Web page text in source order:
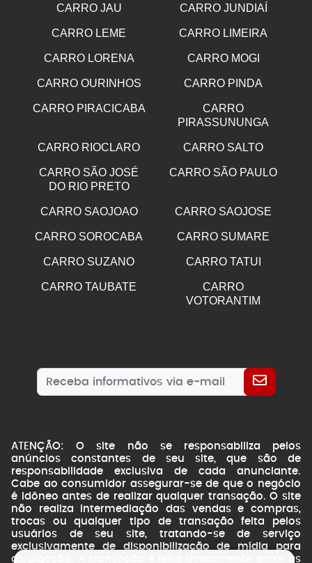
CARRO JAU CARRO JUNDIAÍ
CARRO LEME CARRO LIMEIRA
CARRO LORENA CARRO MOGI
CARRO OURINHOS CARRO PINDA
CARRO PIRACICABA
CARRO
PIRASSUNUNGA
CARRO RIOCLARO CARRO SALTO
CARRO SÃO JOSÉ
DO RIO PRETO
CARRO SÃO PAULO
CARRO SAOJOAO CARRO SAOJOSE
CARRO SOROCABA CARRO SUMARE
CARRO SUZANO CARRO TATUI
CARRO TAUBATE
CARRO
VOTORANTIM
ATENÇÃO: O site não se responsabiliza pelos
anúncios constantes de seu site, que são de
responsabilidade exclusiva de cada anunciante.
Cabe ao consumidor assegurar-se de que o negócio
é idôneo antes de realizar qualquer transação. O site
não realiza intermediação das vendas e compras,
trocas ou qualquer tipo de transação feita pelos
usuários de seu site, tratando-se de serviço
exclusivamente de disponibilização de mídia para
divulgação. A transação é feita diretamente entre as